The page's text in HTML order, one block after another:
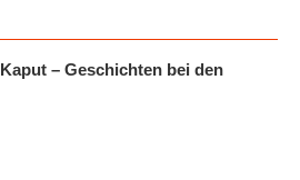
Kaput – Geschichten bei den